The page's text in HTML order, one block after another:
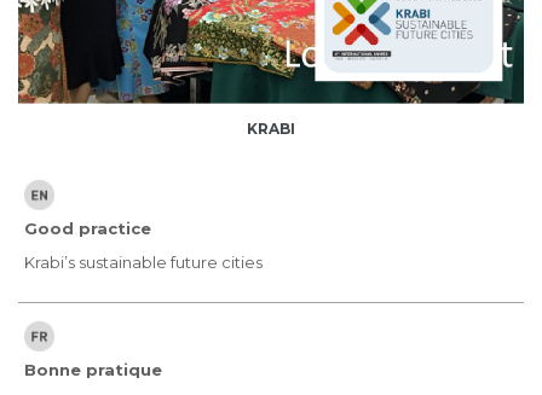
KRABI
Good practice
Krabi’s sustainable future cities
Bonne pratique